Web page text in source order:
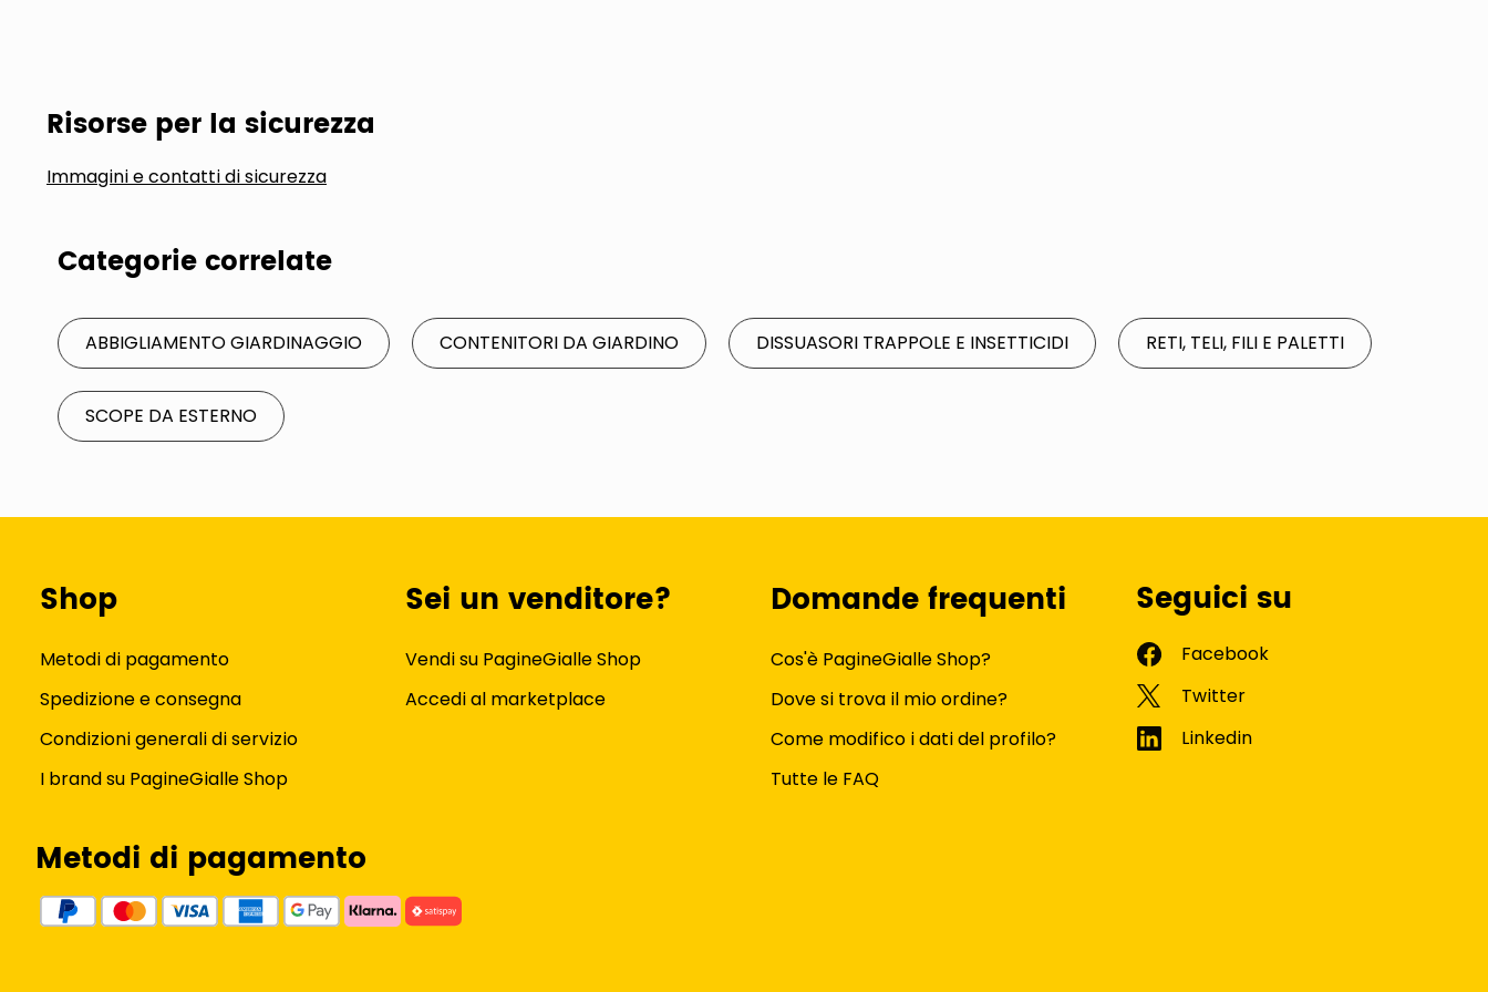
Risorse per la sicurezza
Immagini e contatti di sicurezza
Categorie correlate
ABBIGLIAMENTO GIARDINAGGIO CONTENITORI DA GIARDINO DISSUASORI TRAPPOLE E INSETTICIDI RETI, TELI, FILI E PALETTI
SCOPE DA ESTERNO
Shop
Metodi di pagamento
Spedizione e consegna
Condizioni generali di servizio
I brand su PagineGialle Shop
Sei un venditore?
Vendi su PagineGialle Shop
Accedi al marketplace
Domande frequenti
Cos'è PagineGialle Shop?
Dove si trova il mio ordine?
Come modifico i dati del profilo?
Tutte le FAQ
Seguici su
Metodi di pagamento